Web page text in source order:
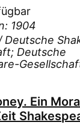
1904
Deutsche
Deutsche
Ein